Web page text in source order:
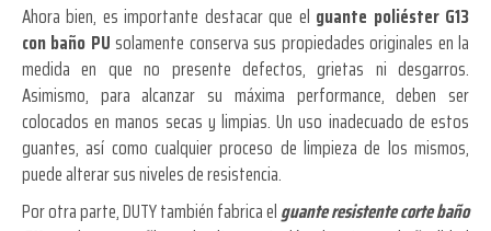
Ahora bien, es importante destacar que el guante poliéster G13
con baño PUsolamente conserva sus propiedades originales en la
medida en que no presente defectos, grietas ni desgarros.
Asimismo, para alcanzar su máxima performance, deben ser
colocados en manos secas y limpias. Un uso inadecuado de estos
guantes, así como cualquier proceso de limpieza de los mismos,
puede alterar sus niveles de resistencia.
Por otra parte, DUTY también fabrica elguante resistente corte baño